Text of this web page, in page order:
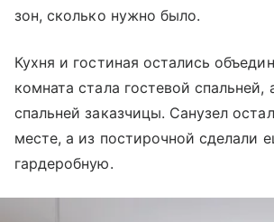
зон, сколько нужно было.
Кухня и гостиная остались
комната стала гостевой
спальней заказчицы. Санузел
месте, а из постирочной сделали
гардеробную.